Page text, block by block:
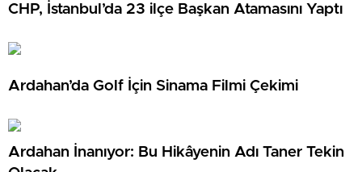
CHP, İstanbul’da 23 ilçe Başkan Atamasını Yaptı
Ardahan’da Golf İçin Sinama Filmi Çekimi
Ardahan İnanıyor: Bu Hikâyenin Adı Taner Tekin